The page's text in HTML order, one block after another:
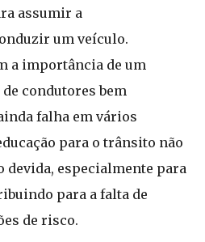
assumir a
um veículo.
a importância de um
condutores bem
falha em vários
para o trânsito não
devida, especialmente para
para a falta de
de risco.